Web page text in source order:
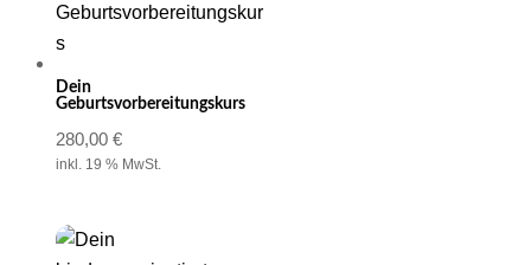
Dein
Geburtsvorbereitungskurs
280,00€
inkl. 19 % MwSt.